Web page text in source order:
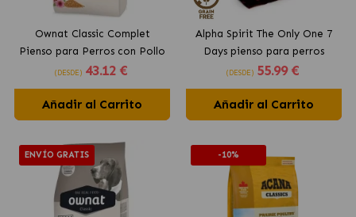
Ownat Classic Complet
Pienso para Perros con Pollo
(DESDE) 43.12 €
Añadir al Carrito
Alpha Spirit The Only One 7
Days pienso para perros
(DESDE) 55.99 €
Añadir al Carrito
ENVÍO GRATIS -10%